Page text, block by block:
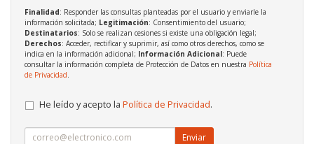
Finalidad: Responder las consultas planteadas por el usuario y enviarle la
información solicitada; Legitimación: Consentimiento del usuario;
Destinatarios: Solo se realizan cesiones si existe una obligación legal;
Derechos: Acceder, rectificar y suprimir, así como otros derechos, como se
indica en la información adicional; Información Adicional: Puede
consultar la información completa de Protección de Datos en nuestra Política
de Privacidad
He leído y acepto la Política de Privacidad.
Enviar